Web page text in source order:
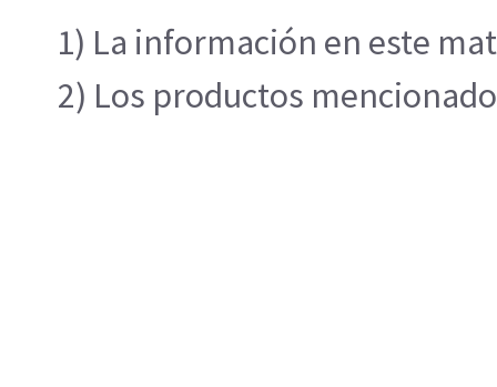
1) La información en este
2) Los productos